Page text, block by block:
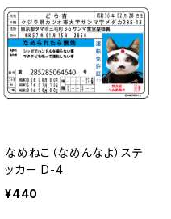
なめねこ（なめんなよ）ステ
ッカー D-4
¥440